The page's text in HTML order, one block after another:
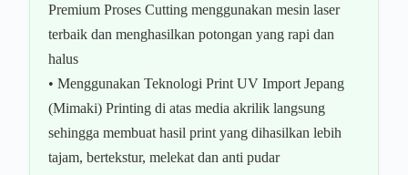
Premium Proses Cutting menggunakan mesin laser
terbaik dan menghasilkan potongan yang rapi dan
halus
• Menggunakan Teknologi Print UV Import Jepang
(Mimaki) Printing di atas media akrilik langsung
sehingga membuat hasil print yang dihasilkan lebih
tajam, bertekstur, melekat dan anti pudar